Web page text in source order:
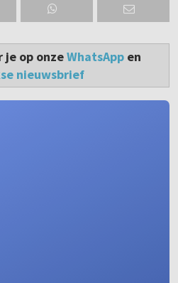
je op onzeWhatsAppen
nieuwsbrief